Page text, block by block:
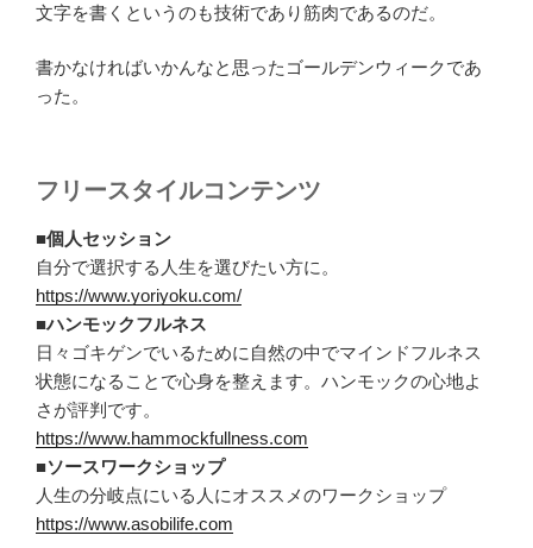
文字を書くというのも技術であり筋肉であるのだ。
書かなければいかんなと思ったゴールデンウィークであ
った。
フリースタイルコンテンツ
■個人セッション
自分で選択する人生を選びたい方に。
https://www.yoriyoku.com/
■ハンモックフルネス
日々ゴキゲンでいるために自然の中でマインドフルネス
状態になることで心身を整えます。ハンモックの心地よ
さが評判です。
https://www.hammockfullness.com
■ソースワークショップ
人生の分岐点にいる人にオススメのワークショップ
https://www.asobilife.com